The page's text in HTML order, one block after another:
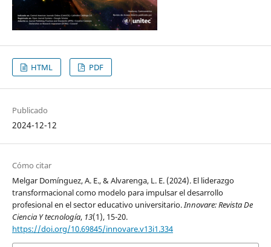
HTML PDF
Publicado
2024-12-12
Cómo citar
Melgar Domínguez, A. E., & Alvarenga, L. E. (2024). El liderazgo
transformacional como modelo para impulsar el desarrollo
profesional en el sector educativo universitario.Innovare: Revista De
Ciencia Y tecnología, 13(1), 15-20.
https://doi.org/10.69845/innovare.v13i1.334